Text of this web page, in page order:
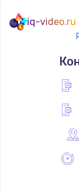
iq-video.ru